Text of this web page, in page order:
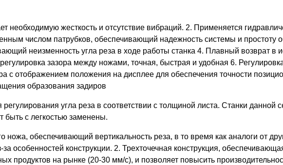
необходимую жесткость и отсутствие вибраций. 2. Применяется
числом патрубков, обеспечивающий надежность системы и простоту
неизменность угла реза в ходе работы станка 4. Плавный возврат в
зазора между ножами, точная, быстрая и удобная 6.
с отображением положения на дисплее для обеспечения точности
образования задиров
угла реза в соответствии с толщиной листа. Станки данной
быть с легкостью заменены.
ножа, обеспечивающий вертикальность реза, в то время как аналоги от
особенностей конструкции. 2. Трехточечная конструкция,
продуктов на рынке (20-30 мм/с), и позволяет повысить